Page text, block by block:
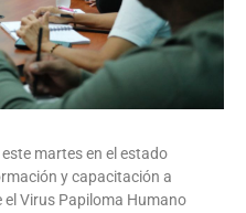
martes en el estado
y capacitación a
el Virus Papiloma Humano